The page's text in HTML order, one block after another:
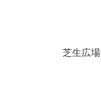
芝生広場